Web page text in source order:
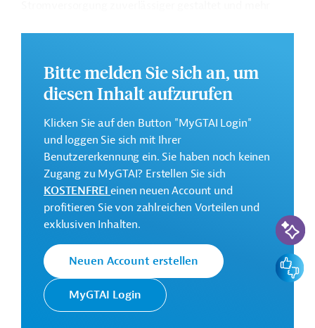
finden Sie auf derWebseite der ADB
GTAI informiert über dieADB: Schwerpunkte,
Geschäftsanbahnung.
Geberbeitrag:
91 Millionen US-Dollar (Darlehen)
Kontaktadressen
Asiatische
Die ADB ist die wichtigste
multilaterale
Bitte melden Sie sich an, um
diesen Inhalt aufzurufen
Klicken Sie auf den Button "MyGTAI Login"
und loggen Sie sich mit Ihrer
Benutzererkennung ein. Sie haben noch keinen
Zugang zu MyGTAI? Erstellen Sie sich
KOSTENFREIeinen neuen Account und
profitieren Sie von zahlreichen Vorteilen und
exklusiven Inhalten.
Neuen Account erstellen
MyGTAI Login
KI-